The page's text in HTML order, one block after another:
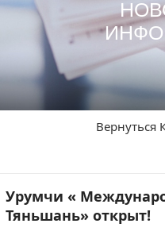
Вернуться
Урумчи «
Тяньшань» открыт!